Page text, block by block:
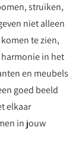
struiken,
niet alleen
te zien,
in het
en meubels
goed beeld
elkaar
in jouw